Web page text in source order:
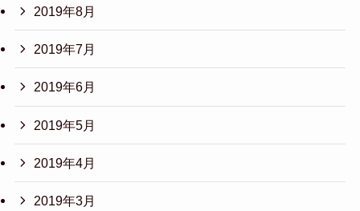
2019年8月
2019年7月
2019年6月
2019年5月
2019年4月
2019年3月